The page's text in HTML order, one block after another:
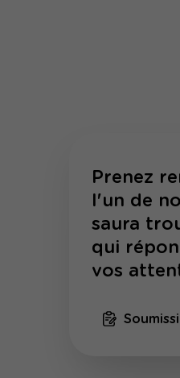
Prenez
l'un de
saura
qui
vos